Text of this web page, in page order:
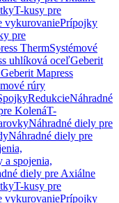
T-kusy pre
vykurovaniePrípojky
pre
ThermSystémové
uhlíková oceľGeberit
Mapress
rúry
RedukcieNáhradné
KolenáT-
Náhradné diely pre
Náhradné diely pre
a spojenia,
diely pre Axiálne
T-kusy pre
vykurovaniePrípojky